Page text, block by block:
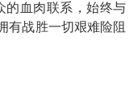
血肉联系，始终与
有战胜一切艰难险阻